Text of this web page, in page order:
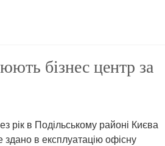
бізнес центр за
рік в Подільському районі Києва
здано в експлуатацію офісну